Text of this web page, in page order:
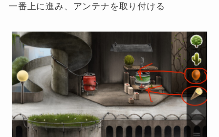
一番上に進み、アンテナを取り付ける